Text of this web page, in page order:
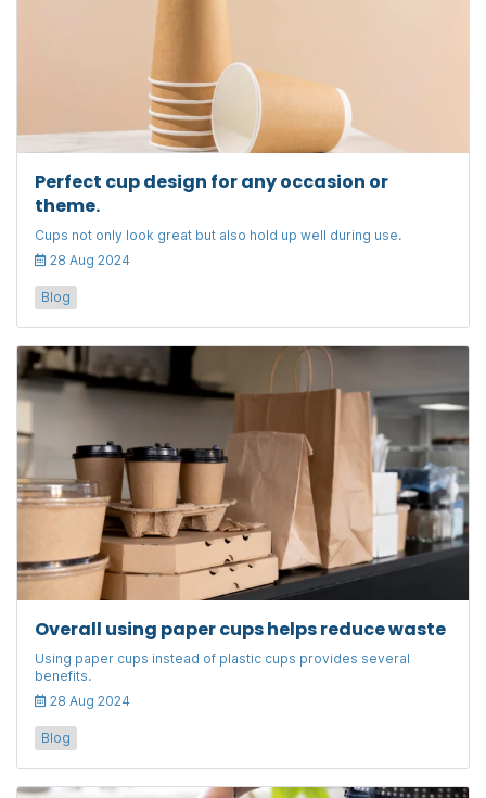
Perfect cup design for any occasion or
theme.
Cups not only look great but also hold up well during use.
28 Aug 2024
Blog
Overall using paper cups helps reduce waste
Using paper cups instead of plastic cups provides several
benefits.
28 Aug 2024
Blog